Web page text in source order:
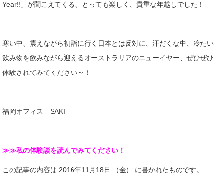
Year!!」が聞こえてくる、とっても楽しく、貴重な年越しでした！
寒い中、震えながら初詣に行く日本とは反対に、汗だくな中、冷たい
飲み物を飲みながら迎えるオーストラリアのニューイヤー、ぜひぜひ
体験されてみてください～！
福岡オフィス SAKI
≫≫私の体験談を読んでみてください！
この記事の内容は 2016年11月18日 （金） に書かれたものです。